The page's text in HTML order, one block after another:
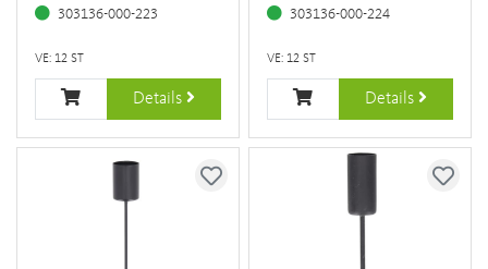
303136-000-223
VE: 12 ST
Details
303136-000-224
VE: 12 ST
Details